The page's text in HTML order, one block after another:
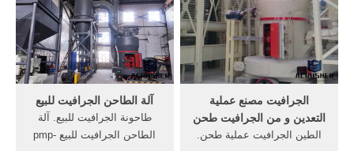
الذهب مخلفات الذهب أعرف
أكثر سابق：التفريغ من تأثير
محطم ...
الفوسفات، فلوريت، الطين، ..
آلة الطاحن الجرافيت للبيع
طاحونة الجرافيت للبيع. آلة
الطاحن الجرافيت للبيع pmp-
الجرافيت مصنع عملية
التعدين و من الجرافيت طحن
الطين الجرافيت عملية طحن.